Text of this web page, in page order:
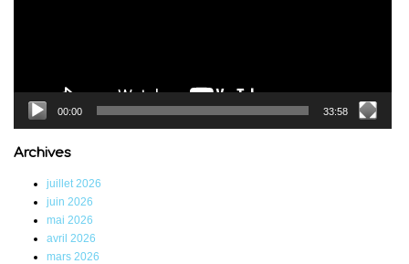
00:00 33:58
Archives
juillet 2026
juin 2026
mai 2026
avril 2026
mars 2026